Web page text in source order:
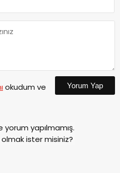
okudum ve
Yorum Yap
yapılmamış.
ister misiniz?